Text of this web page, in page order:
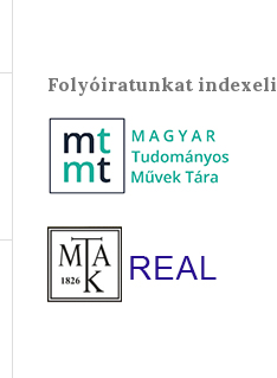
Folyóiratunkat indexeli